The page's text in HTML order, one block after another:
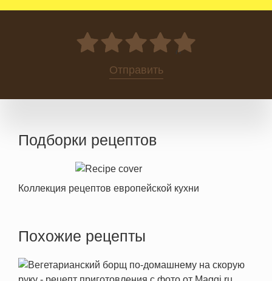
0
Отправить
Подборки рецептов
Коллекция рецептов европейской кухни
Похожие рецепты